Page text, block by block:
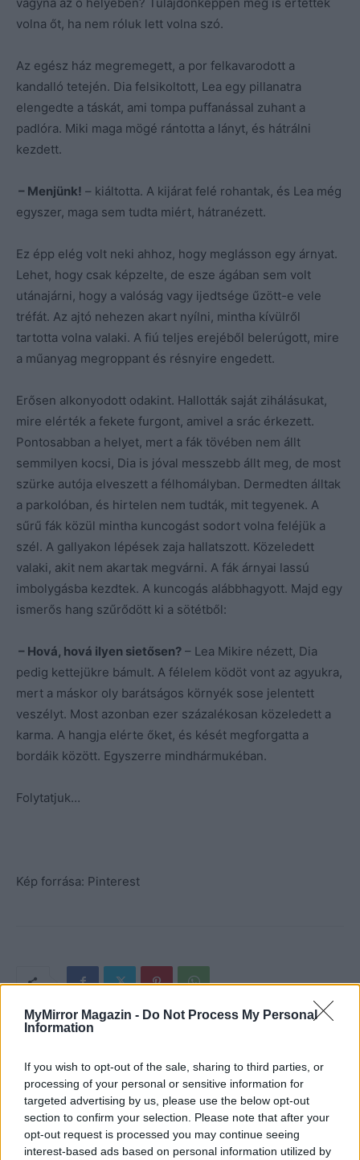
MyMirror Magazin - Do Not Process My Personal
Information
If you wish to opt-out of the sale, sharing to third parties, or
processing of your personal or sensitive information for
targeted advertising by us, please use the below opt-out
section to confirm your selection. Please note that after your
opt-out request is processed you may continue seeing
interest-based ads based on personal information utilized by
volna őt, ha nem róluk lett volna szó.
Az egész ház megremegett, a por felkavarodott a
kandalló tetején. Dia felsikoltott, Lea egy pillanatra
elengedte a táskát, ami tompa puffanással zuhant a
padlóra. Miki maga mögé rántotta a lányt, és hátrálni
kezdett.
– Menjünk! – kiáltotta. A kijárat felé rohantak, és Lea még
egyszer, maga sem tudta miért, hátranézett.
Ez épp elég volt neki ahhoz, hogy meglásson egy árnyat.
Lehet, hogy csak képzelte, de esze ágában sem volt
utánajárni, hogy a valóság vagy ijedtsége űzött-e vele
tréfát. Az ajtó nehezen akart nyílni, mintha kívülről
tartotta volna valaki. A fiú teljes erejéből belerúgott, mire
a műanyag megroppant és résnyire engedett.
Erősen alkonyodott odakint. Hallották saját zihálásukat,
mire elérték a fekete furgont, amivel a srác érkezett.
Pontosabban a helyet, mert a fák tövében nem állt
semmilyen kocsi, Dia is jóval messzebb állt meg, de most
szürke autója elveszett a félhomályban. Dermedten álltak
a parkolóban, és hirtelen nem tudták, mit tegyenek. A
sűrű fák közül mintha kuncogást sodort volna feléjük a
szél. A gallyakon lépések zaja hallatszott. Közeledett
valaki, akit nem akartak megvárni. A fák árnyai lassú
imbolygásba kezdtek. A kuncogás alábbhagyott. Majd egy
ismerős hang szűrődött ki a sötétből:
– Hová, hová ilyen sietősen? – Lea Mikire nézett, Dia
pedig kettejükre bámult. A félelem ködöt vont az agyukra,
mert a máskor oly barátságos környék sose jelentett
veszélyt. Most azonban ezer százalékosan közeledett a
karma. A hangja elérte őket, és kését megforgatta a
bordáik között. Egyszerre mindhármukéban.
Folytatjuk…
Kép forrása: Pinterest